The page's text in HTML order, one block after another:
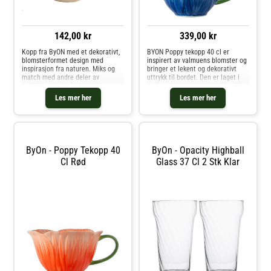
142,00 kr
Les mer her
Kopp fra ByON med et dekorativt,
blomsterformet design med
inspirasjon fra naturen. Miks og
match med andre deler av
kolleksjonen for å skape den
perfekte kombinasjonen.Om
koppen fra ByON- Bredde: 115
mm.- Høyde: 55 mm.- Lengde: 140
Kjøp Kaffekopper og andre
Kopper & Krus hos Royal Design.
339,00 kr
Les mer her
BYON Poppy tekopp 40 cl er
inspirert av valmuens blomster og
bringer et lekent og dekorativt
uttrykk til bordet. Den er laget i
steingods og kombinerer klassisk
design med håndmalte detaljer
som gjør hver kopp unik. Med en
kapasitet på 40 cl er den r
ByOn - Poppy Tekopp 40
Cl Rød
ByOn - Opacity Highball
Glass 37 Cl 2 Stk Klar